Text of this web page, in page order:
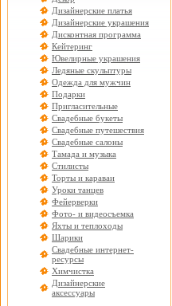
Дизайнерские платья
Дизайнерские украшения
Дисконтная программа
Кейтеринг
Ювелирные украшения
Ледяные скульптуры
Одежда для мужчин
Подарки
Пригласительные
Свадебные букеты
Свадебные путешествия
Свадебные салоны
Тамада и музыка
Стилисты
Торты и караваи
Уроки танцев
Фейерверки
Фото- и видеосъемка
Яхты и теплоходы
Шарики
Свадебные интернет-
ресурсы
Химчистка
Дизайнерские
аксессуары